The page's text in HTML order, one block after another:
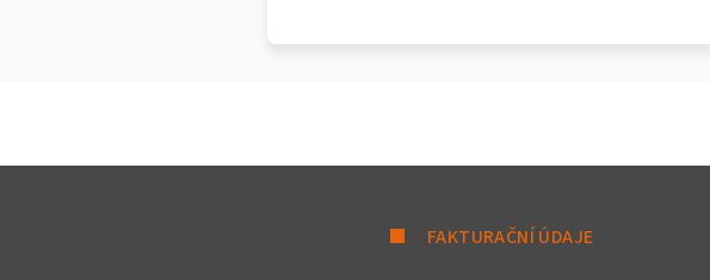
FAKTURAČNÍ ÚDAJE